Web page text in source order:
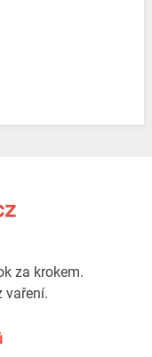
za krokem.
vaření.